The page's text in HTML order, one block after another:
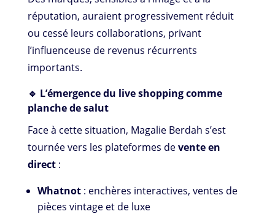
réputation, auraient progressivement réduit
ou cessé leurs collaborations, privant
l’influenceuse de revenus récurrents
importants.
🔹 L’émergence du live shopping comme
planche de salut
Face à cette situation, Magalie Berdah s’est
tournée vers les plateformes devente en
direct:
Whatnot: enchères interactives, ventes de
pièces vintage et de luxe